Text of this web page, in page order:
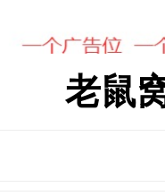
老鼠